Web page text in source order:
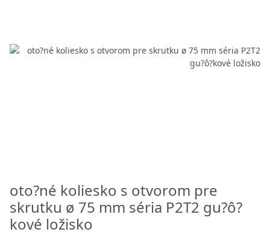
oto?né koliesko s otvorom pre
skrutku ø 75 mm séria P2T2 gu?ô?
kové ložisko